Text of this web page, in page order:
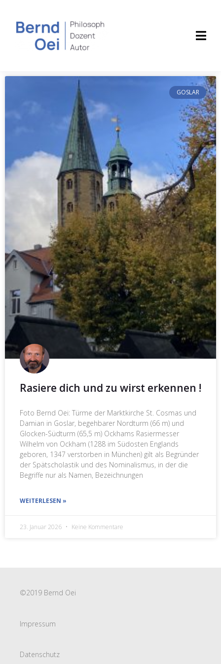
GOSLAR
Rasiere dich und zu wirst erkennen !
Foto Bernd Oei: Türme der Marktkirche St. Cosmas und
Damian in Goslar, begehbarer Nordturm (66 m) und
Glocken-Südturm (65,5 m) Ockhams Rasiermesser
Wilhelm von Ockham (1288 im Südosten Englands
geboren, 1347 verstorben in München) gilt als Begründer
der Spätscholastik und des Nominalismus, in der die
Begriffe nur als Namen, Bezeichnungen
WEITERLESEN »
23. Januar 2026 Keine Kommentare
©2019 Bernd Oei
Impressum
Datenschutz